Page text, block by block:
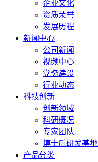
企业文化
资质荣誉
发展历程
新闻中心
公司新闻
视频中心
党务建设
行业动态
科技创新
创新领域
科研概况
专家团队
博士后研发基地
产品分类